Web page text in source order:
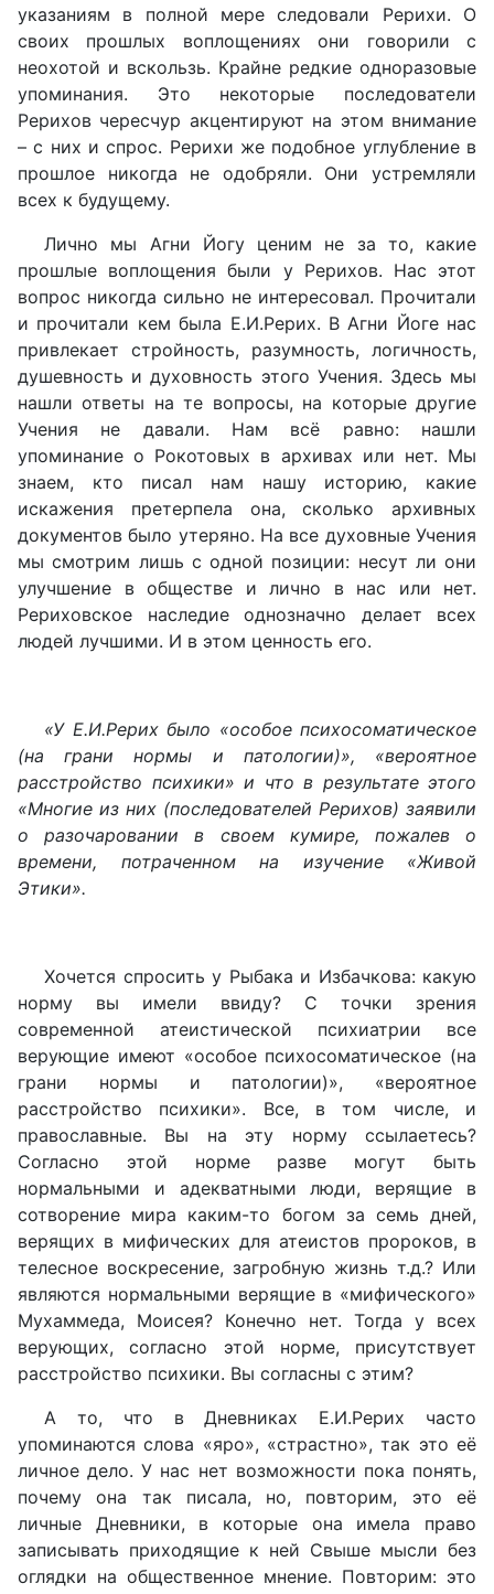
указаниям в полной мере следовали Рерихи. О
своих прошлых воплощениях они говорили с
неохотой и вскользь. Крайне редкие одноразовые
упоминания. Это некоторые последователи
Рерихов чересчур акцентируют на этом внимание
– с них и спрос. Рерихи же подобное углубление в
прошлое никогда не одобряли. Они устремляли
всех к будущему.
Лично мы Агни Йогу ценим не за то, какие
прошлые воплощения были у Рерихов. Нас этот
вопрос никогда сильно не интересовал. Прочитали
и прочитали кем была Е.И.Рерих. В Агни Йоге нас
привлекает стройность, разумность, логичность,
душевность и духовность этого Учения. Здесь мы
нашли ответы на те вопросы, на которые другие
Учения не давали. Нам всё равно: нашли
упоминание о Рокотовых в архивах или нет. Мы
знаем, кто писал нам нашу историю, какие
искажения претерпела она, сколько архивных
документов было утеряно. На все духовные Учения
мы смотрим лишь с одной позиции: несут ли они
улучшение в обществе и лично в нас или нет.
Рериховское наследие однозначно делает всех
людей лучшими. И в этом ценность его.
«У Е.И.Рерих было «особое психосоматическое
(на грани нормы и патологии)», «вероятное
расстройство психики» и что в результате этого
«Многие из них (последователей Рерихов) заявили
о разочаровании в своем кумире, пожалев о
времени, потраченном на изучение «Живой
Этики».
Хочется спросить у Рыбака и Избачкова: какую
норму вы имели ввиду? С точки зрения
современной атеистической психиатрии все
верующие имеют «особое психосоматическое (на
грани нормы и патологии)», «вероятное
расстройство психики». Все, в том числе, и
православные. Вы на эту норму ссылаетесь?
Согласно этой норме разве могут быть
нормальными и адекватными люди, верящие в
сотворение мира каким-то богом за семь дней,
верящих в мифических для атеистов пророков, в
телесное воскресение, загробную жизнь т.д.? Или
являются нормальными верящие в «мифического»
Мухаммеда, Моисея? Конечно нет. Тогда у всех
верующих, согласно этой норме, присутствует
расстройство психики. Вы согласны с этим?
А то, что в Дневниках Е.И.Рерих часто
упоминаются слова «яро», «страстно», так это её
личное дело. У нас нет возможности пока понять,
почему она так писала, но, повторим, это её
личные Дневники, в которые она имела право
записывать приходящие к ней Свыше мысли без
оглядки на общественное мнение. Повторим: это